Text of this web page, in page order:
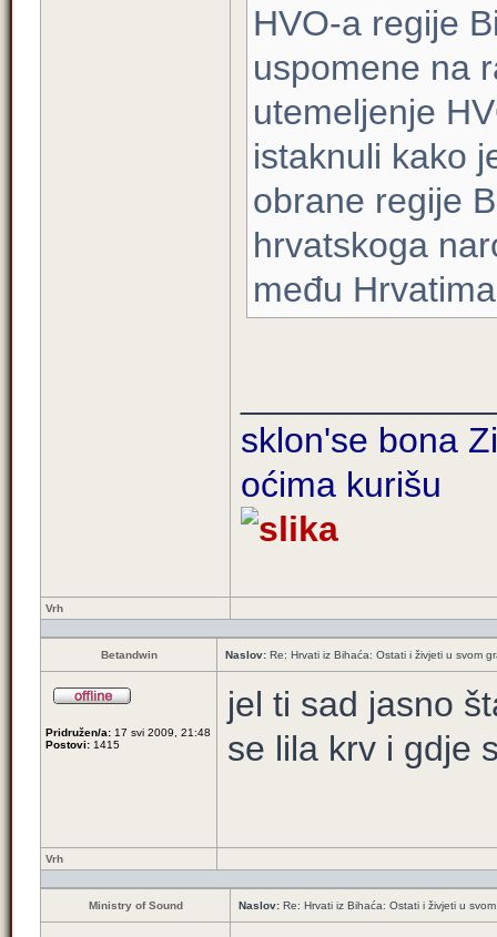
HVO-a regije
uspomene na
utemeljenje
istaknuli kako
obrane regije
hrvatskoga
među
sklon'se bona
oćima kurišu
Vrh
Betandwin Naslov: Re: Hrvati iz Bihaća: Ostati i živjeti u svom
Pridružen/a: 17 svi 2009, 21:48
Postovi: 1415
jel ti sad jasno
se lila krv i gdje
Vrh
Ministry of Sound Naslov: Re: Hrvati iz Bihaća: Ostati i živjeti u